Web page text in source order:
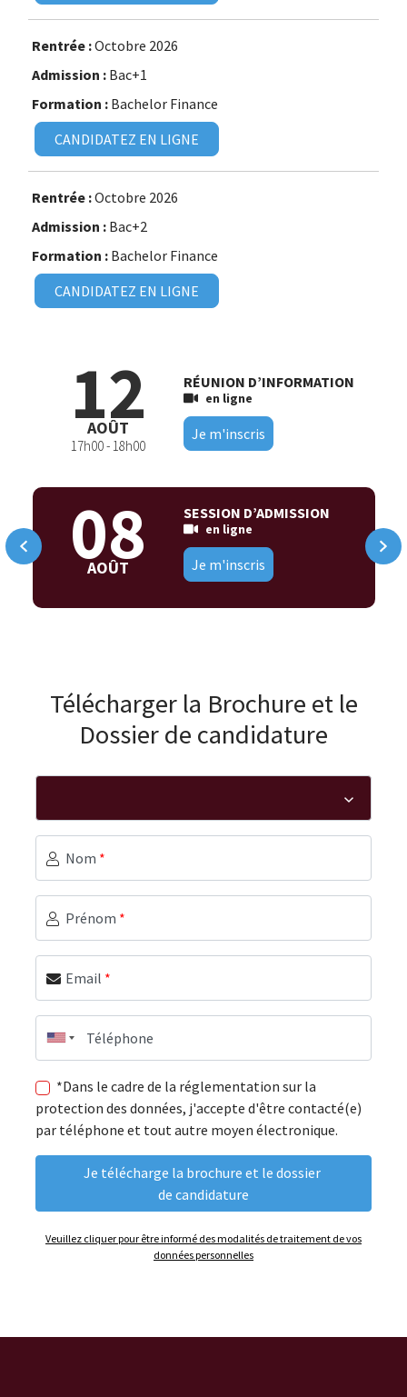
Octobre 2026
Bac+1
Bachelor Finance
CANDIDATEZ EN LIGNE
Octobre 2026
Bac+2
Bachelor Finance
CANDIDATEZ EN LIGNE
12
AOÛT
17h00 - 18h00
RÉUNION D’INFORMATION
en ligne
Je m'inscris
08
AOÛT
SESSION D’ADMISSION
en ligne
Je m'inscris
Télécharger la Brochure et le
Dossier de candidature
Nom *
Prénom *
Email *
Téléphone
*Dans le cadre de la réglementation sur la
protection des données, j'accepte d'être contacté(e)
par téléphone et tout autre moyen électronique.
Veuillez cliquer pour être informé des modalités de traitement de vos
données personnelles